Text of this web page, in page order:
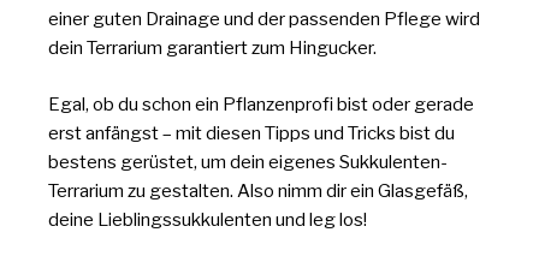
einer guten Drainage und der passenden Pflege wird
dein Terrarium garantiert zum Hingucker.
Egal, ob du schon ein Pflanzenprofi bist oder gerade
erst anfängst – mit diesen Tipps und Tricks bist du
bestens gerüstet, um dein eigenes Sukkulenten-
Terrarium zu gestalten. Also nimm dir ein Glasgefäß,
deine Lieblingssukkulenten und leg los!